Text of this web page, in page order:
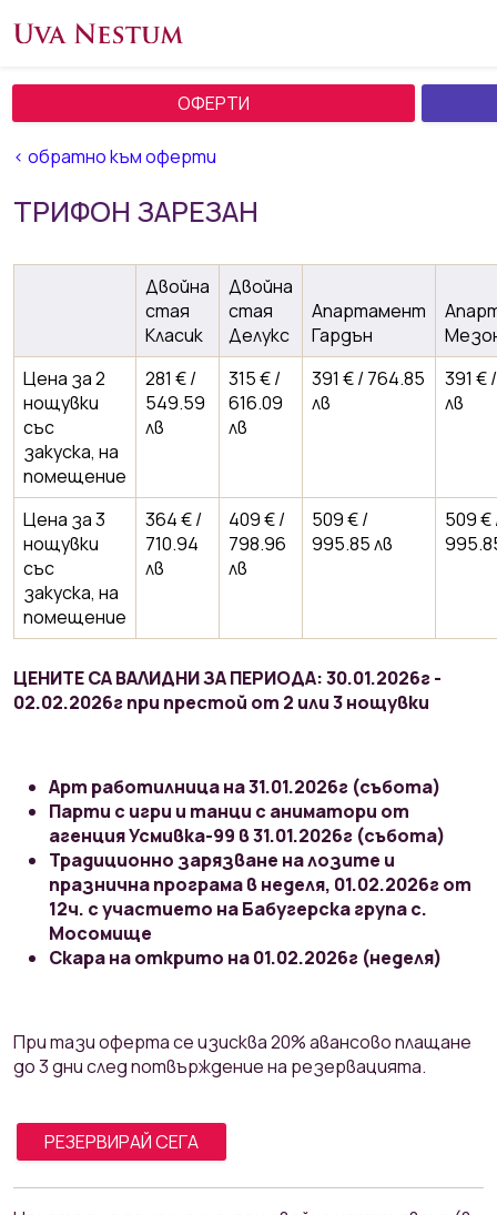
ОФЕРТИ
< обратно към оферти
ТРИФОН ЗАРЕЗАН
Двойна
стая
Класик
Двойна
стая
Делукс
Апартамент
Гардън
Цена за 2
нощувки
със
закуска, на
помещение
281 € /
549.59
лв
315 € /
616.09
лв
391 € / 764.85
лв
391 €
лв
Цена за 3
нощувки
със
закуска, на
помещение
364 € /
710.94
лв
409 € /
798.96
лв
509 € /
995.85 лв
509 €
ЦЕНИТЕ СА ВАЛИДНИ ЗА ПЕРИОДА: 30.01.2026г -
02.02.2026г при престой от 2 или 3 нощувки
Арт работилница на 31.01.2026г (събота)
Парти с игри и танци с аниматори от
агенция Усмивка-99 в 31.01.2026г (събота)
Традиционно зарязване на лозите и
празнична програма в неделя, 01.02.2026г от
12ч. с участието на Бабугерска група с.
Мосомище
Скара на открито на 01.02.2026г (неделя)
При тази оферта се изисква 20% авансово плащане
до 3 дни след потвърждение на резервацията.
РЕЗЕРВИРАЙ СЕГА